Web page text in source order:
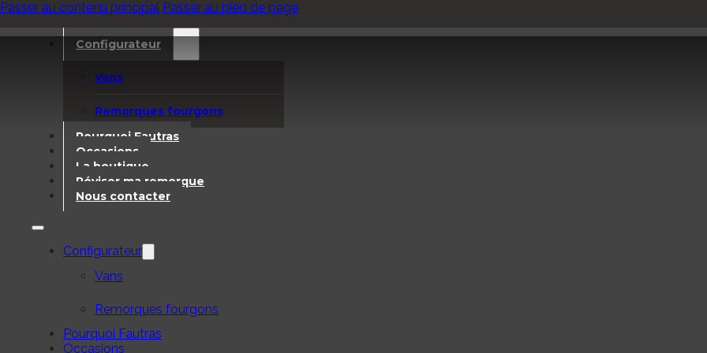
Passer au contenu principal Passer au pied de page
Configurateur
Vans
Remorques fourgons
Pourquoi Fautras
Occasions
La boutique
Réviser ma remorque
Nous contacter
Configurateur
Vans
Remorques fourgons
Pourquoi Fautras
Occasions